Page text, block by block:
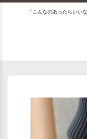
「こんなのあったらい